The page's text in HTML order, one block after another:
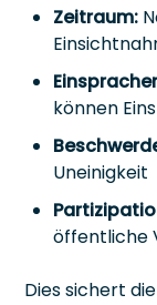
Zeitraum:
können
Uneinigkeit
öffentliche
Dies sichert